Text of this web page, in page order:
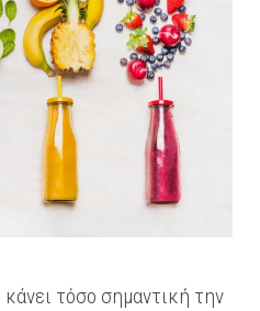
κάνει τόσο σημαντική την